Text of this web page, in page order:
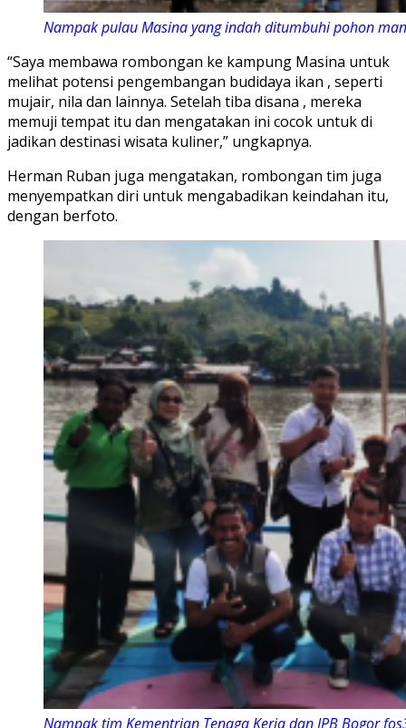
Nampak pulau Masina yang indah ditumbuhi pohon
“Saya membawa rombongan ke kampung Masina untuk
melihat potensi pengembangan budidaya ikan , seperti
mujair, nila dan lainnya. Setelah tiba disana , mereka
memuji tempat itu dan mengatakan ini cocok untuk di
jadikan destinasi wisata kuliner,” ungkapnya.
Herman Ruban juga mengatakan, rombongan tim juga
menyempatkan diri untuk mengabadikan keindahan itu,
dengan berfoto.
Nampak tim Kementrian Tenaga Kerja dan IPB Bogor